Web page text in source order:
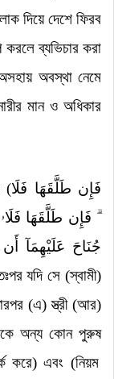
দিয়ে দেশে ফিরব
ব্যভিচার করা
অবস্থা নেমে
মান ও অধিকার
(فَإِن طَلَّقَهَا فَلَا
ۥۗ فَإِن طَلَّقَهَا فَلَا
جُنَاحَ عَلَيْهِمَآ
যদি সে (স্বামী)
(এ) স্ত্রী (আর)
অন্য কোন পুরুষ
করে) এবং (নিয়ম